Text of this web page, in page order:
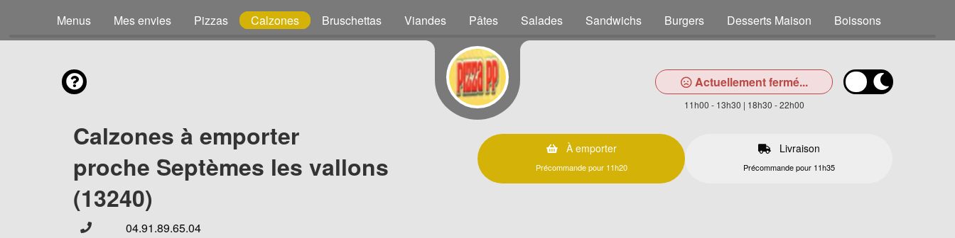
Menus Mes envies Pizzas Calzones Bruschettas Viandes Pâtes Salades Sandwichs Burgers Desserts Maison Boissons
Actuellement fermé...
11h00 - 13h30 | 18h30 - 22h00
Calzones à emporter
proche Septèmes les vallons
(13240)
À emporter
Précommande pour 11h20
Livraison
Précommande pour 11h35
04.91.89.65.04